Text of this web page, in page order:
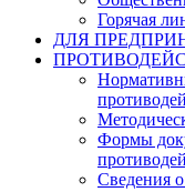
Горячая
ДЛЯ
Формы
Сведения